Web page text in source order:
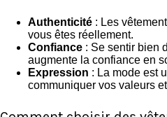
Authenticité : Les
vous êtes réellement.
Confiance : Se sentir bien
augmente la confiance en
Expression : La mode est
communiquer vos valeurs